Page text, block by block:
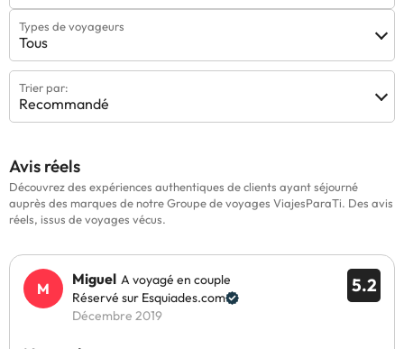
Types de voyageurs
Tous
Trier par:
Recommandé
Avis réels
Découvrez des expériences authentiques de clients ayant séjourné
auprès des marques de notre Groupe de voyages ViajesParaTi. Des avis
réels, issus de voyages vécus.
5.2
Miguel A voyagé en couple
Réservé sur Esquiades.com
Décembre 2019